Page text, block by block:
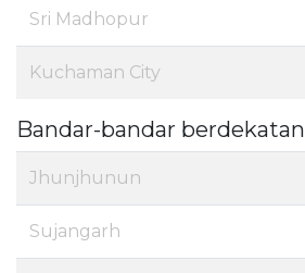
Sri Madhopur
Kuchaman City
Bandar-bandar
Jhunjhunun
Sujangarh